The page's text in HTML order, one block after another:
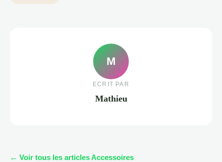
M
ECRIT PAR
Mathieu
← Voir tous les articles Accessoires